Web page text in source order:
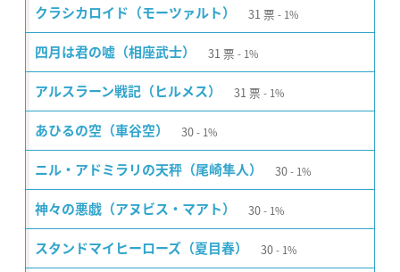
クラシカロイド（モーツァルト） 31 票 1%
四月は君の嘘（相座武士） 31 票 1%
アルスラーン戦記（ヒルメス） 31 票 1%
あひるの空（車谷空） 30 1%
ニル・アドミラリの天秤（尾崎隼人） 30 1%
神々の悪戯（アヌビス・マアト） 30 1%
スタンドマイヒーローズ（夏目春） 30 1%